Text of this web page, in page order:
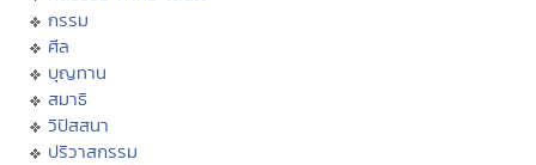
กรรม
ศีล
บุญทาน
สมาธิ
วิปัสสนา
ปริวาสกรรม